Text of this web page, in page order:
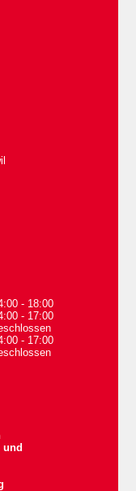
- 18:00
- 17:00
- 17:00
und